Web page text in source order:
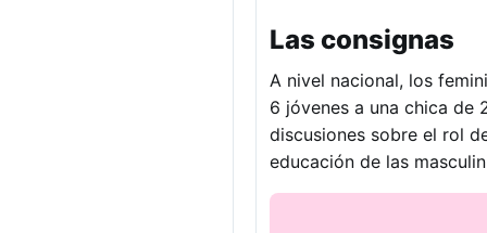
Las consignas
A nivel nacional, los
6 jóvenes a una chica de
discusiones sobre el rol
educación de las